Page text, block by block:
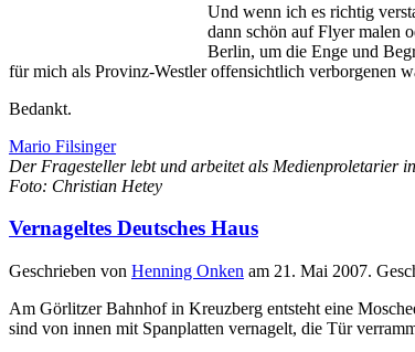
Und wenn ich es richtig
dann schön auf Flyer malen
Berlin, um die Enge und
für mich als Provinz-Westler offensichtlich verborgenen
Bedankt.
Mario Filsinger
Der Fragesteller lebt und arbeitet als Medienproletarier
Foto: Christian Hetey
Vernageltes Deutsches Haus
Geschrieben von Henning Onken am 21. Mai 2007.
Am Görlitzer Bahnhof in Kreuzberg entsteht eine
sind von innen mit Spanplatten vernagelt, die Tür